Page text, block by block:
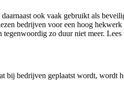
ook vaak gebruikt als
bedrijven voor een hoog
tegenwoordig zo duur niet meer. Lees
bij bedrijven geplaatst wordt, wordt